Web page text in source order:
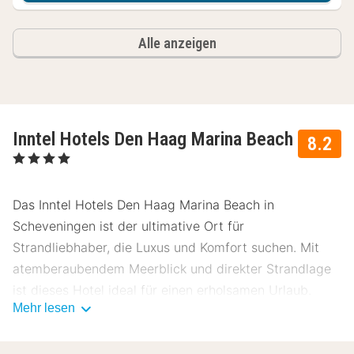
Alle anzeigen
8.2
Inntel Hotels Den Haag Marina Beach
, 4 Sterne
Das Inntel Hotels Den Haag Marina Beach in
Scheveningen ist der ultimative Ort für
Strandliebhaber, die Luxus und Komfort suchen. Mit
atemberaubendem Meerblick und direkter Strandlage
ist dieses Hotel ideal für einen erholsamen Urlaub.
Unsere Gäste bewerten dieses Hotel im Durchschnitt
Mehr lesen